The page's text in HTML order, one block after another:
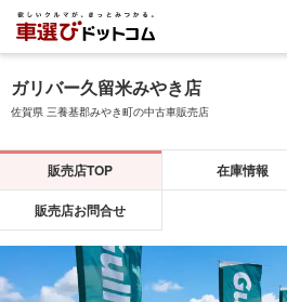
ガリバー久留米みやき店
佐賀県 三養基郡みやき町の中古車販売店
販売店TOP 在庫情報
販売店お問合せ